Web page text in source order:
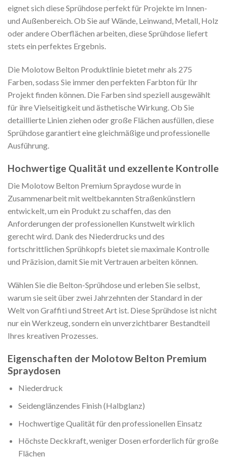
eignet sich diese Sprühdose perfekt für Projekte im Innen-
und Außenbereich. Ob Sie auf Wände, Leinwand, Metall, Holz
oder andere Oberflächen arbeiten, diese Sprühdose liefert
stets ein perfektes Ergebnis.
Die Molotow Belton Produktlinie bietet mehr als 275
Farben, sodass Sie immer den perfekten Farbton für Ihr
Projekt finden können. Die Farben sind speziell ausgewählt
für ihre Vielseitigkeit und ästhetische Wirkung. Ob Sie
detaillierte Linien ziehen oder große Flächen ausfüllen, diese
Sprühdose garantiert eine gleichmäßige und professionelle
Ausführung.
Hochwertige Qualität und exzellente Kontrolle
Die Molotow Belton Premium Spraydose wurde in
Zusammenarbeit mit weltbekannten Straßenkünstlern
entwickelt, um ein Produkt zu schaffen, das den
Anforderungen der professionellen Kunstwelt wirklich
gerecht wird. Dank des Niederdrucks und des
fortschrittlichen Sprühkopfs bietet sie maximale Kontrolle
und Präzision, damit Sie mit Vertrauen arbeiten können.
Wählen Sie die Belton-Sprühdose und erleben Sie selbst,
warum sie seit über zwei Jahrzehnten der Standard in der
Welt von Graffiti und Street Art ist. Diese Sprühdose ist nicht
nur ein Werkzeug, sondern ein unverzichtbarer Bestandteil
Ihres kreativen Prozesses.
Eigenschaften der Molotow Belton Premium
Spraydosen
Niederdruck
Seidenglänzendes Finish (Halbglanz)
Hochwertige Qualität für den professionellen Einsatz
Höchste Deckkraft, weniger Dosen erforderlich für große
Flächen